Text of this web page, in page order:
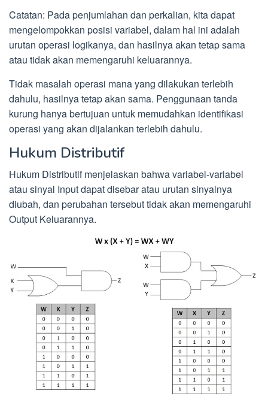
Catatan: Pada penjumlahan dan perkalian, kita dapat
mengelompokkan posisi variabel, dalam hal ini adalah
urutan operasi logikanya, dan hasilnya akan tetap sama
atau tidak akan memengaruhi keluarannya.
Tidak masalah operasi mana yang dilakukan terlebih
dahulu, hasilnya tetap akan sama. Penggunaan tanda
kurung hanya bertujuan untuk memudahkan identifikasi
operasi yang akan dijalankan terlebih dahulu.
Hukum Distributif
Hukum Distributif menjelaskan bahwa variabel-variabel
atau sinyal Input dapat disebar atau urutan sinyalnya
diubah, dan perubahan tersebut tidak akan memengaruhi
Output Keluarannya.